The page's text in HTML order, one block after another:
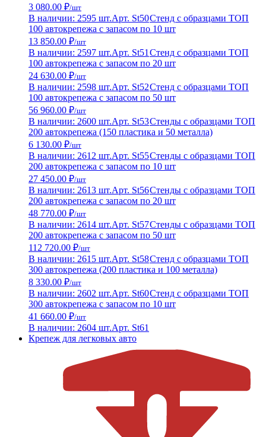
3 080.00 ₽/шт
В наличии: 2595 шт.Арт. St50Стенд с образцами ТОП
100 автокрепежа с запасом по 10 шт
13 850.00 ₽/шт
В наличии: 2597 шт.Арт. St51 Стенд с образцами ТОП
100 автокрепежа с запасом по 20 шт
24 630.00 ₽/шт
В наличии: 2598 шт.Арт. St52Стенд с образцами ТОП
100 автокрепежа с запасом по 50 шт
56 960.00 ₽/шт
В наличии: 2600 шт.Арт. St53Стенды с образцами ТОП
200 автокрепежа (150 пластика и 50 металла)
6 130.00 ₽/шт
В наличии: 2612 шт.Арт. St55Стенды с образцами ТОП
200 автокрепежа с запасом по 10 шт
27 450.00 ₽/шт
В наличии: 2613 шт.Арт. St56Стенды с образцами ТОП
200 автокрепежа с запасом по 20 шт
48 770.00 ₽/шт
В наличии: 2614 шт.Арт. St57Стенды с образцами ТОП
200 автокрепежа с запасом по 50 шт
112 720.00 ₽/шт
В наличии: 2615 шт.Арт. St58Стенд с образцами ТОП
300 автокрепежа (200 пластика и 100 металла)
8 330.00 ₽/шт
В наличии: 2602 шт.Арт. St60Стенд с образцами ТОП
300 автокрепежа с запасом по 10 шт
41 660.00 ₽/шт
В наличии: 2604 шт.Арт. St61
Крепеж для легковых авто